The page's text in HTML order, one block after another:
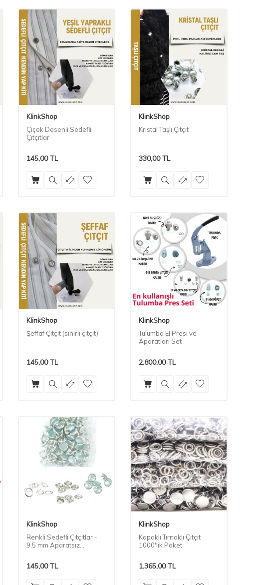
KlinkShop
Çiçek Desenli Sedefli
Çıtçıtlar
145,00TL
KlinkShop
Kristal Taşlı Çıtçıt
330,00TL
KlinkShop
Şeffaf Çıtçıt (sihirli çıtçıt)
145,00TL
KlinkShop
Tulumba El Presi ve
Aparatları Set
2.800,00TL
KlinkShop
Renkli Sedefli Çıtçıtlar -
9,5 mm Aparatsız
145,00TL
KlinkShop
Kapaklı Tırnaklı Çıtçıt
1000'lik Paket
1.365,00TL